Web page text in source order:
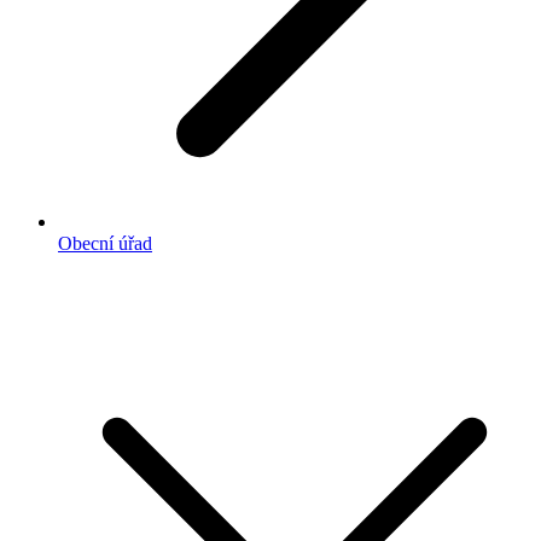
Obecní úřad